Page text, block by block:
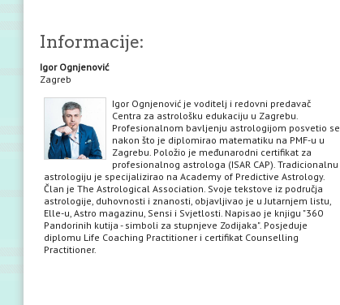
Informacije:
Igor Ognjenović
Zagreb
Igor Ognjenović je voditelj i redovni predavač
Centra za astrološku edukaciju u Zagrebu.
Profesionalnom bavljenju astrologijom posvetio se
nakon što je diplomirao matematiku na PMF-u u
Zagrebu. Položio je međunarodni certifikat za
profesionalnog astrologa (ISAR CAP). Tradicionalnu
astrologiju je specijalizirao na Academy of Predictive Astrology.
Član je The Astrological Association. Svoje tekstove iz područja
astrologije, duhovnosti i znanosti, objavljivao je u Jutarnjem listu,
Elle-u, Astro magazinu, Sensi i Svjetlosti. Napisao je knjigu "360
Pandorinih kutija - simboli za stupnjeve Zodijaka". Posjeduje
diplomu Life Coaching Practitioner i certifikat Counselling
Practitioner.